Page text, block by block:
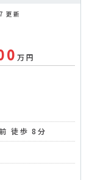
更新
万円
徒歩 8分